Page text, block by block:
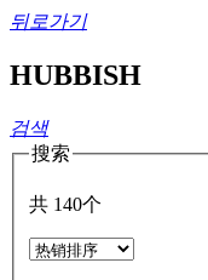
뒤로가기
HUBBISH
검색
搜索
共 140个